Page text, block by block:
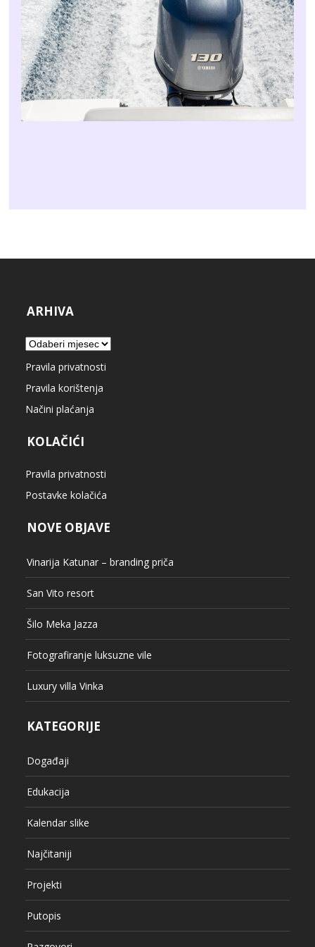
ARHIVA
Arhiva
Pravila privatnosti
Pravila korištenja
Načini plaćanja
KOLAČIĆI
Pravila privatnosti
Postavke kolačića
NOVE OBJAVE
Vinarija Katunar – branding priča
San Vito resort
Šilo Meka Jazza
Fotografiranje luksuzne vile
Luxury villa Vinka
KATEGORIJE
Događaji
Edukacija
Kalendar slike
Najčitaniji
Projekti
Putopis